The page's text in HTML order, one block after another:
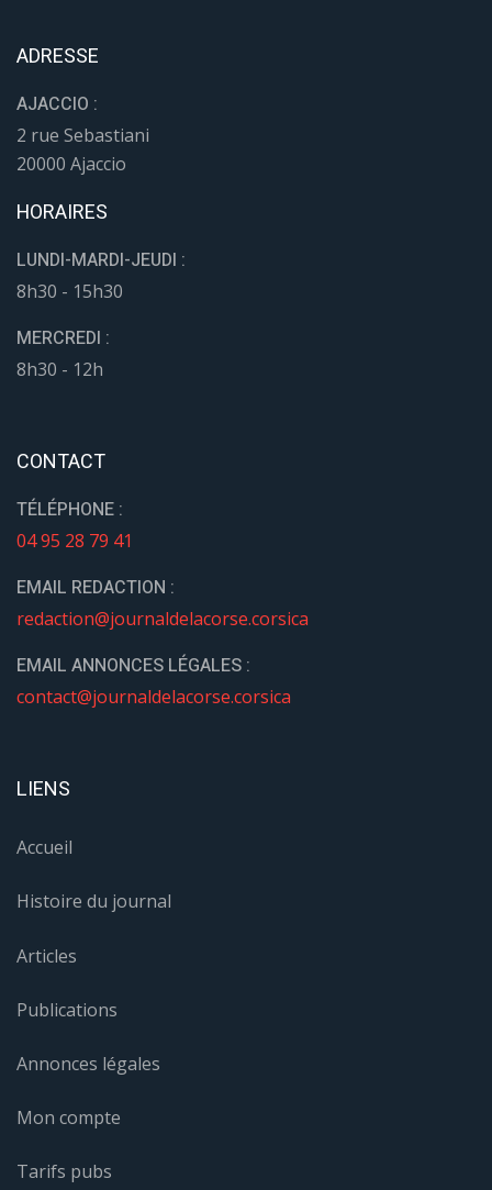
ADRESSE
AJACCIO :
2 rue Sebastiani
20000 Ajaccio
HORAIRES
LUNDI-MARDI-JEUDI :
8h30 - 15h30
MERCREDI :
8h30 - 12h
CONTACT
TÉLÉPHONE :
04 95 28 79 41
EMAIL REDACTION :
redaction@journaldelacorse.corsica
EMAIL ANNONCES LÉGALES :
contact@journaldelacorse.corsica
LIENS
Accueil
Histoire du journal
Articles
Publications
Annonces légales
Mon compte
Tarifs pubs